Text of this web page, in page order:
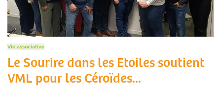
Vie associative
Le Sourire dans les Etoiles soutient
VML pour les Céroïdes...